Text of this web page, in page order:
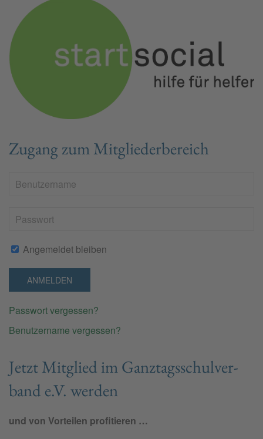
Zugang zum Mitgliederbereich
Angemeldet bleiben
ANMELDEN
Passwort vergessen?
Benutzername vergessen?
Jetzt Mit­glied im Ganz­tags­schul­ver­
band e.V. wer­den
und von Vorteilen profitieren …